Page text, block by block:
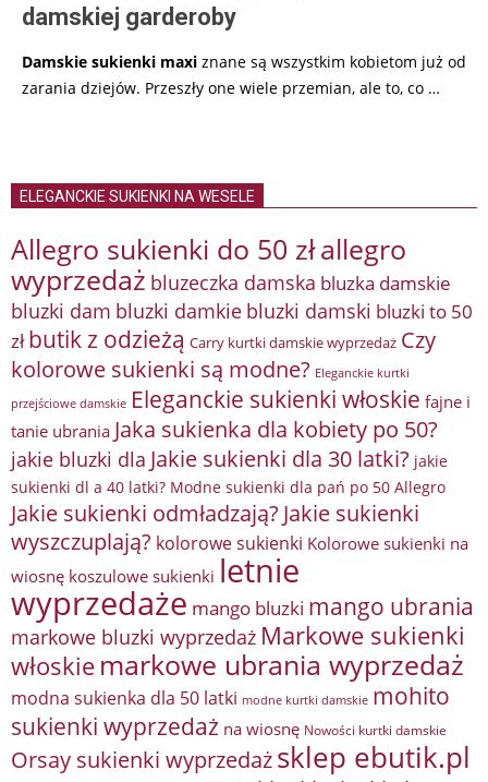
damskiej garderoby
Damskie sukienki maxi znane są wszystkim kobietom już od
zarania dziejów. Przeszły one wiele przemian, ale to, co …
ELEGANCKIE SUKIENKI NA WESELE
Allegro sukienki do 50 złallegro
wyprzedaż bluzeczka damska bluzka damskie
bluzki dam bluzki damkie bluzki damski bluzki to 50
zł butik z odzieżą Carry kurtki damskie wyprzedaż Czy
kolorowe sukienki są modne? Eleganckie kurtki
przejściowe damskie Eleganckie sukienki włoskie fajne i
tanie ubrania Jaka sukienka dla kobiety po 50?
jakie bluzki dla Jakie sukienki dla 30 latki? jakie
sukienki dl a 40 latki? Modne sukienki dla pań po 50 Allegro
Jakie sukienki odmładzają? Jakie sukienki
wyszczuplają? kolorowe sukienki Kolorowe sukienki na
wiosnę koszulowe sukienki letnie
wyprzedaże mango bluzki mango ubrania
markowe bluzki wyprzedaż Markowe sukienki
włoskie markowe ubrania wyprzedaż
modna sukienka dla 50 latki modne kurtki damskie mohito
sukienki wyprzedaż na wiosnę Nowości kurtki damskie
Orsay sukienki wyprzedażsklep ebutik.pl